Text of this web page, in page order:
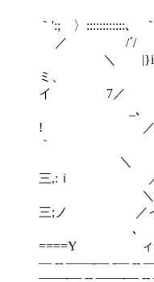
ｆ
｀':;
／ /´/
＼ |}ix
ミ、
イ 7／
_､ ' ,
! ／／
｀
＼ ､ ＼
三,:ｉ
＼ ( ヾ
三;ノ ／
､ ＼}
====Y ィ
― -‐ ――‐― ‐― -‐
――‐― -‐ ――‐― -‐